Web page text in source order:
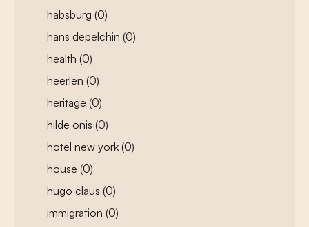
habsburg (0)
hans depelchin (0)
health (0)
heerlen (0)
heritage (0)
hilde onis (0)
hotel new york (0)
house (0)
hugo claus (0)
immigration (0)